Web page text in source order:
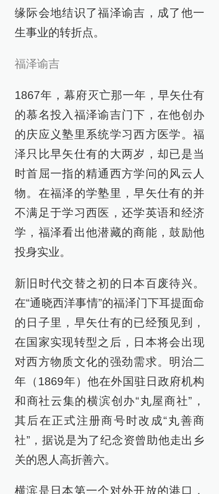
缘际会地结识了福泽谕吉，成了他一
生事业的转折点。
福泽谕吉
1867年，幕府灭亡那一年，早矢仕有
的慕名投入福泽谕吉门下，在他创办
的庆应义塾里系统学习西方医学。福
泽只比早矢仕有的大两岁，却已是当
时首屈一指的精通西方学问的风云人
物。在福泽的学塾里，早矢仕有的并
不满足于学习西医，还学英语和经济
学，福泽看出他潜藏的商能，鼓励他
投身实业。
新旧时代交替之初的日本百废待兴。
在“通晓西洋事情”的福泽门下耳提面命
的日子里，早矢仕有的已经预见到，
在国家实现转型之后，日本将会出现
对西方物质文化的强劲需求。明治二
年（1869年）他在外国驻日政府机构
和商社云集的横滨创办“丸屋商社”，
其后在正式注册商号时改成“丸善商
社”，据说是为了纪念资曾助他走出乡
关的恩人高折善六。
横滨是日本第一个对外开放的港口，